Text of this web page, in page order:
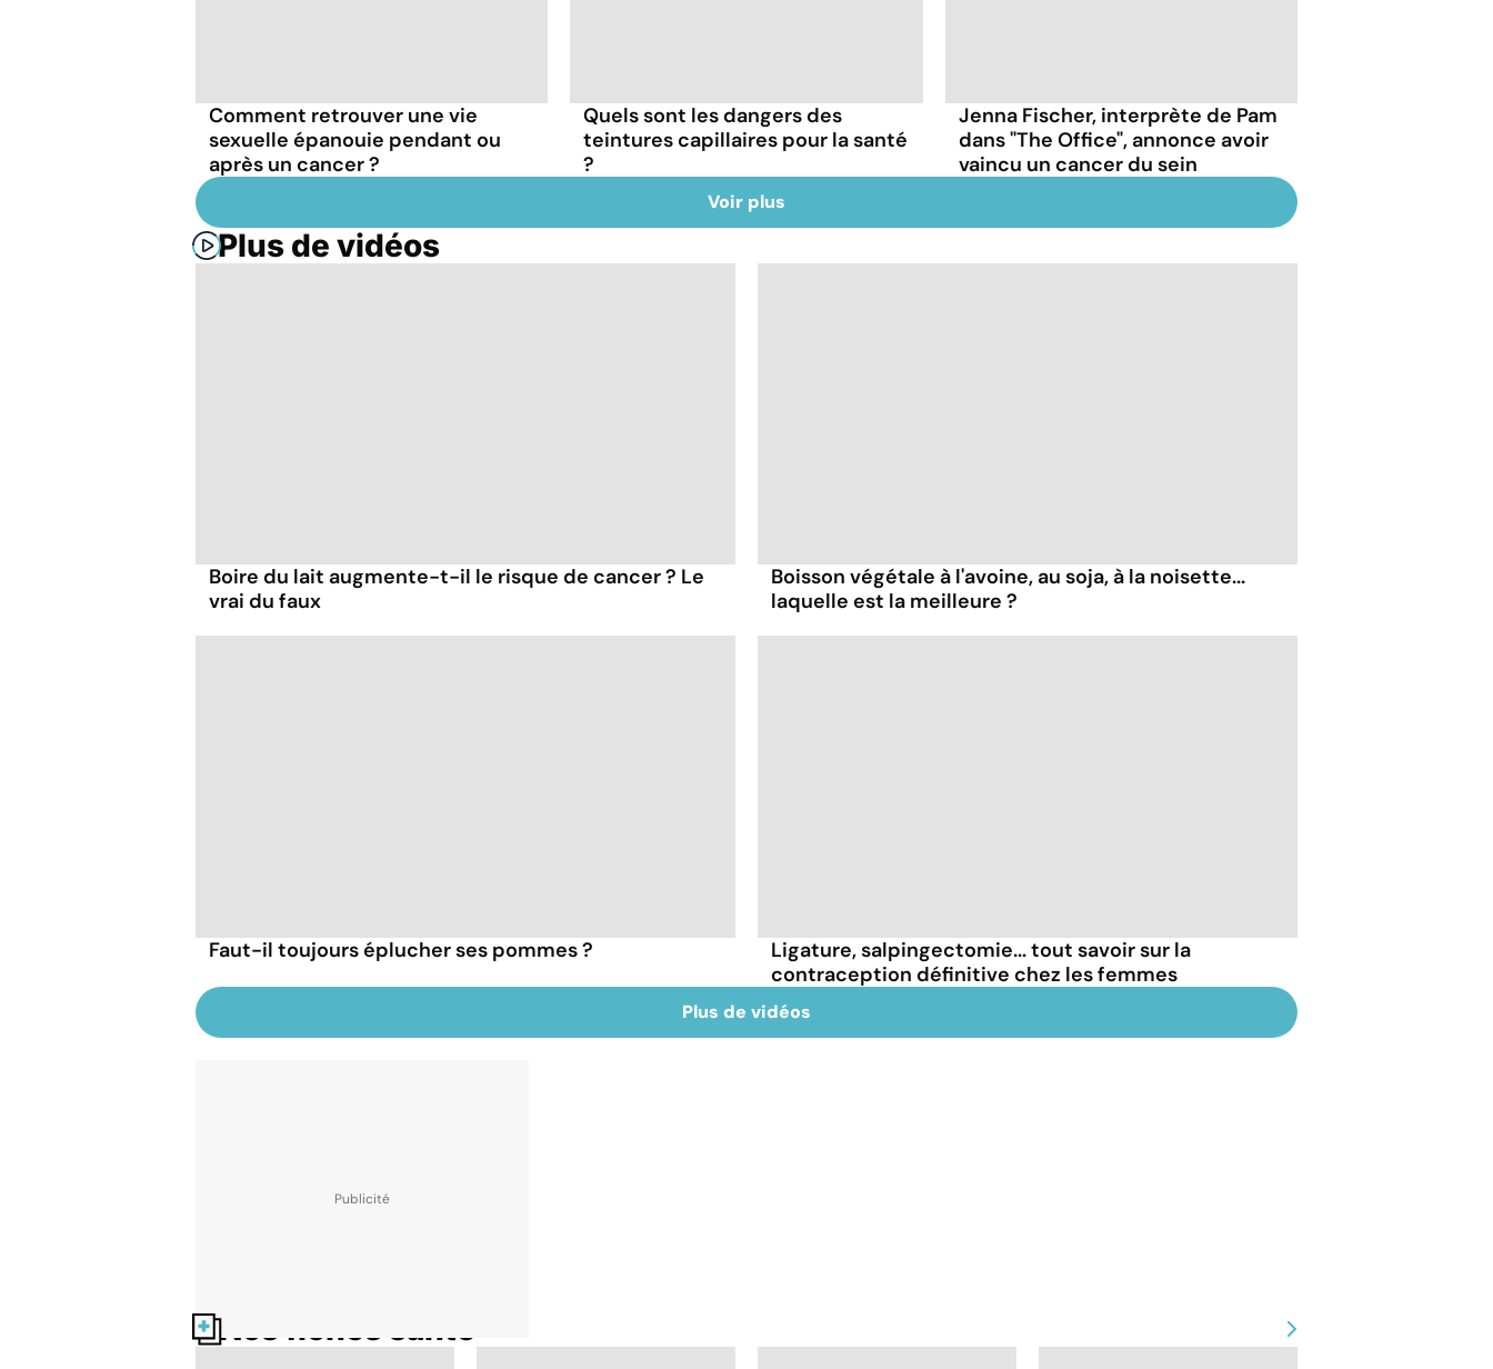
Comment retrouver une vie
sexuelle épanouie pendant ou
après un cancer ?
Quels sont les dangers des
teintures capillaires pour la santé
?
Jenna Fischer, interprète de Pam
dans "The Office", annonce avoir
vaincu un cancer du sein
Voir plus
Plus de vidéos
Boire du lait augmente-t-il le risque de cancer ? Le
vrai du faux
Boisson végétale à l'avoine, au soja, à la noisette...
laquelle est la meilleure ?
Faut-il toujours éplucher ses pommes ?
Ligature, salpingectomie... tout savoir sur la
contraception définitive chez les femmes
Plus de vidéos
Nos fiches santé